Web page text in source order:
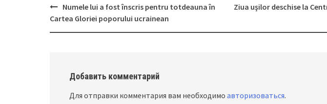
Post
navigation
Numele lui a fost înscris pentru totdeauna în
Cartea Gloriei poporului ucrainean
Ziua uşilor deschise la
Добавить комментарий
Для отправки комментария вам необходимо авторизоваться.